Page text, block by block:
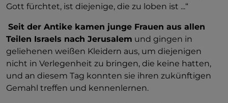
Gott fürchtet, ist diejenige, die zu loben ist ...“
Seit der Antike kamen junge Frauen aus allen
Teilen Israels nach Jerusalem und gingen in
geliehenen weißen Kleidern aus, um diejenigen
nicht in Verlegenheit zu bringen, die keine hatten,
und an diesem Tag konnten sie ihren zukünftigen
Gemahl treffen und kennenlernen.